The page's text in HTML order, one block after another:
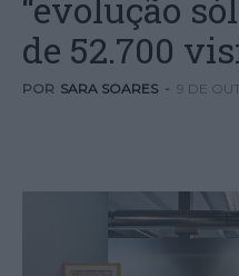
de 52.700
POR SARA SOARES - 9 DE